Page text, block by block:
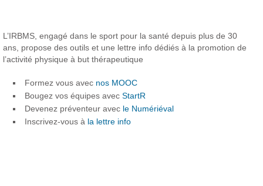
L’IRBMS, engagé dans le sport pour la santé depuis plus de 30
ans, propose des outils et une lettre info dédiés à la promotion de
l’activité physique à but thérapeutique
Formez vous avec nos MOOC
Bougez vos équipes avec StartR
Devenez préventeur avec le Numériéval
Inscrivez-vous à la lettre info